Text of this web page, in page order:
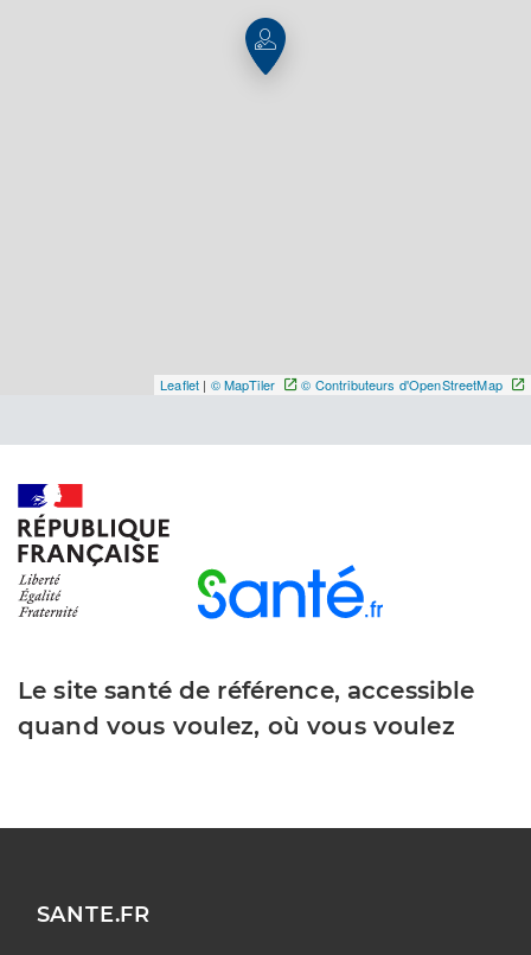
Leaflet | © MapTiler © Contributeurs d'OpenStreetMap
Le site santé de référence, accessible
quand vous voulez, où vous voulez
SANTE.FR